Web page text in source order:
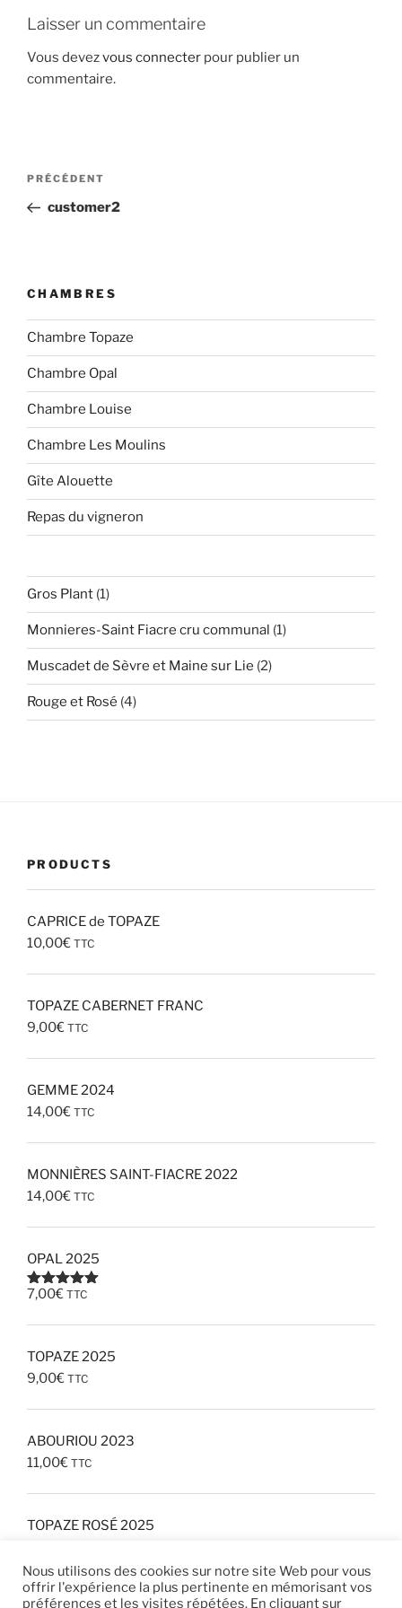
Laisser un commentaire
Vous devezvous connecter pour publier un
commentaire.
Navigation
l’article
Article
précédent
PRÉCÉDENT
customer2
CHAMBRES
Chambre Topaze
Chambre Opal
Chambre Louise
Chambre Les Moulins
Gîte Alouette
Repas du vigneron
Gros Plant 11
produit
Monnieres-Saint Fiacre cru communal
11
produit
Muscadet de Sèvre et Maine sur Lie 22
produits
Rouge et Rosé 44
produits
PRODUCTS
CAPRICE de TOPAZE
10,00€ TTC
TOPAZE CABERNET FRANC
9,00€ TTC
GEMME 2024
14,00€ TTC
MONNIÈRES SAINT-FIACRE 2022
14,00€ TTC
OPAL 2025
Note5.00
7,00€ TTC
TOPAZE 2025
9,00€ TTC
ABOURIOU 2023
11,00€ TTC
TOPAZE ROSÉ 2025
Nous utilisons des cookies sur notre site Web pour vous
offrir l'expérience la plus pertinente en mémorisant vos
préférences et les visites répétées. En cliquant sur